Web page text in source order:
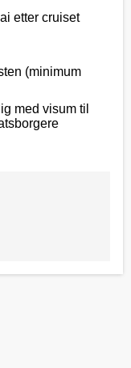
etter cruiset
(minimum
med visum til